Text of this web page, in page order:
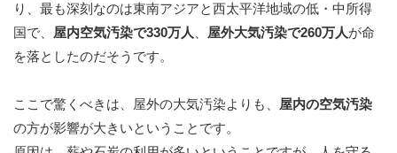
り、最も深刻なのは東南アジアと西太平洋地域の低・中所得
国で、 屋内空気汚染で330万人 屋外大気汚染で260万人が命
を落としたのだそうです。
ここで驚くべきは、屋外の大気汚染よりも、 屋内の空気汚染
の方が影響が大きいということです。